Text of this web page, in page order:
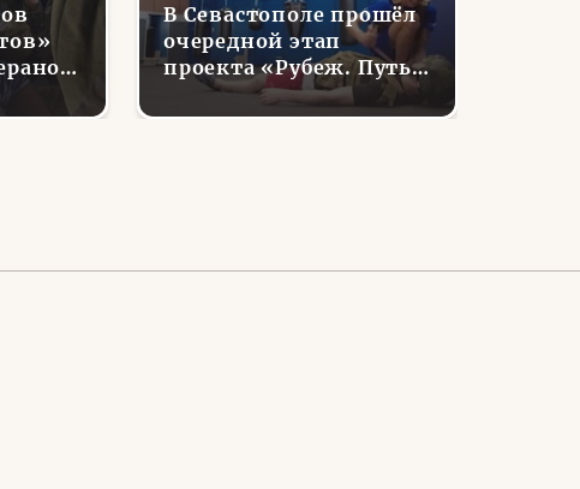
В Севастополе прошёл
очередной этап
проекта «Рубеж. Путь
воина»